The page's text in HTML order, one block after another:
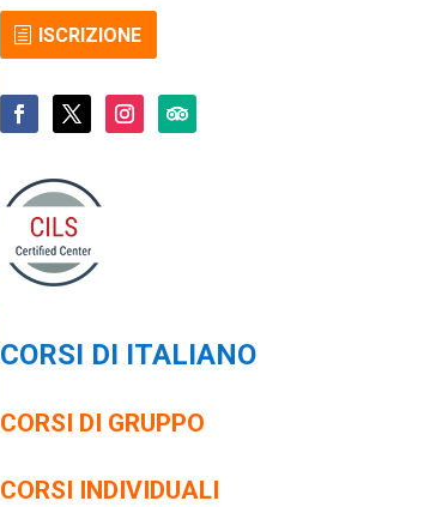
ISCRIZIONE
CORSI DI ITALIANO
CORSI DI GRUPPO
CORSI INDIVIDUALI